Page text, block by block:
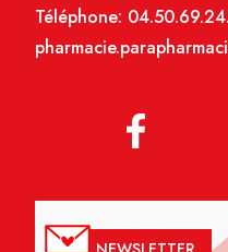
Téléphone: